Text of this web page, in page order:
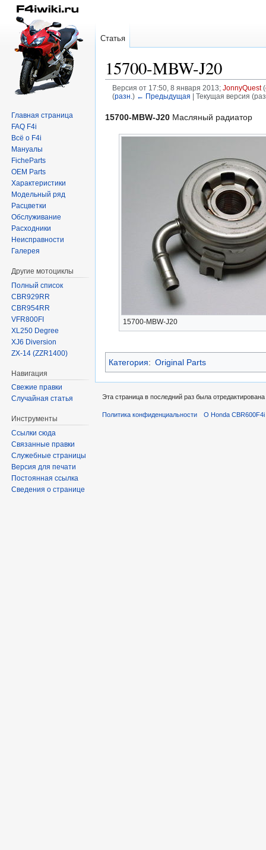
15700-MBW-J20
Версия от 17:50, 8 января 2013; JonnyQuest (
(разн. ) ← Предыдущая | Текущая версия
Перейти
Перейти
15700-MBW-J20 Масляный радиатор
15700-MBW-J20
Категория: Original Parts
Статья
Главная страница
FAQ F4i
Всё о F4i
Мануалы
FicheParts
OEM Parts
Характеристики
Модельный ряд
Расцветки
Обслуживание
Расходники
Неисправности
Галерея
Другие мотоциклы
Полный список
CBR929RR
CBR954RR
VFR800FI
XL250 Degree
XJ6 Diversion
ZX-14 (ZZR1400)
Навигация
Свежие правки
Случайная статья
Инструменты
Ссылки сюда
Связанные правки
Служебные страницы
Версия для печати
Постоянная ссылка
Сведения о странице
Эта страница в последний раз была
Политика конфиденциальности О Honda CBR600F4i